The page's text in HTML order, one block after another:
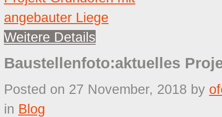
Weitere Details
Baustellenfoto:aktuelles
Posted on 27 November, 2018 by
in Blog